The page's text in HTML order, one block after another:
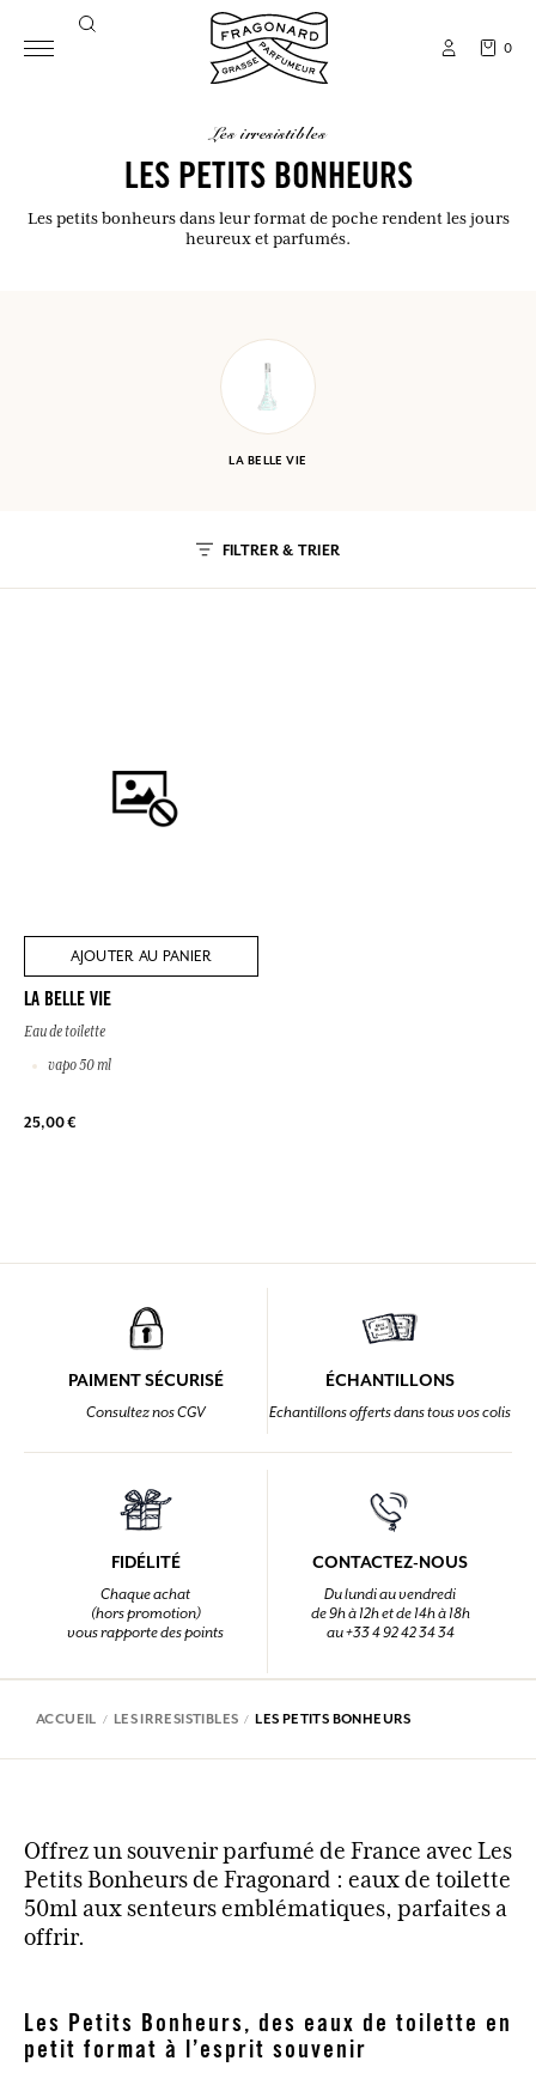
0
les irresistibles
LES PETITS BONHEURS
Les petits bonheurs dans leur format de poche rendent les jours
heureux et parfumés.
LA BELLE VIE
FILTRER & TRIER
AJOUTER AU PANIER
LA BELLE VIE
Eau de toilette
vapo 50 ml
25,00 €
PAIMENT SÉCURISÉ
Consultez nos CGV
ÉCHANTILLONS
Echantillons offerts dans tous vos colis
FIDÉLITÉ
Chaque achat
(hors promotion)
vous rapporte des points
CONTACTEZ-NOUS
Du lundi au vendredi
de 9h à 12h et de 14h à 18h
au +33 4 92 42 34 34
ACCUEIL LES IRRESISTIBLES LES PETITS BONHEURS
Offrez un souvenir parfumé de France avec Les
Petits Bonheurs de Fragonard : eaux de toilette
50ml aux senteurs emblématiques, parfaites a
offrir.
Les Petits Bonheurs, des eaux de toilette en
petit format à l’esprit souvenir